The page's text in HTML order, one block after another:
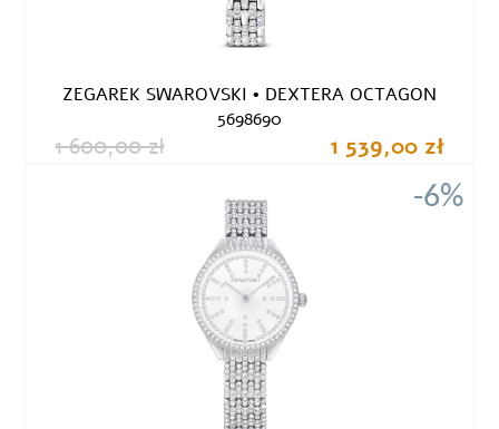
ZEGAREK SWAROVSKI • DEXTERA OCTAGON
5698690
1 600,00 zł 1 539,00 zł
-6%